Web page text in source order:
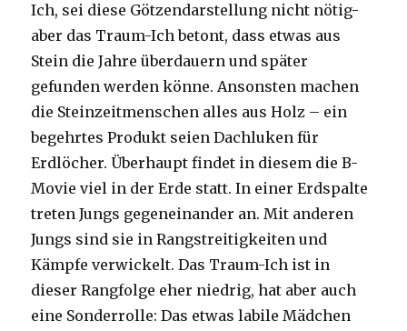
Ich, sei diese Götzendarstellung nicht nötig-
aber das Traum-Ich betont, dass etwas aus
Stein die Jahre überdauern und später
gefunden werden könne. Ansonsten machen
die Steinzeitmenschen alles aus Holz – ein
begehrtes Produkt seien Dachluken für
Erdlöcher. Überhaupt findet in diesem die B-
Movie viel in der Erde statt. In einer Erdspalte
treten Jungs gegeneinander an. Mit anderen
Jungs sind sie in Rangstreitigkeiten und
Kämpfe verwickelt. Das Traum-Ich ist in
dieser Rangfolge eher niedrig, hat aber auch
eine Sonderrolle: Das etwas labile Mädchen